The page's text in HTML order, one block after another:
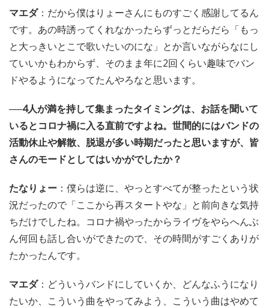
マエダ：だから僕はりょーさんにものすごく感謝してるん
です。あの時誘ってくれなかったらずっとだらだら「もっ
と大っきいとこで歌いたいのにな」とか言いながらなにし
ていいかもわからず、そのまま年に2回くらい趣味でバン
ドやるようになってたんやろなと思います。
──4人が満を持して集まったタイミングは、お話を聞いて
いるとコロナ禍に入る直前ですよね。世間的にはバンドの
活動休止や解散、脱退が多い時期だったと思いますが、皆
さんのモードとしてはいかがでしたか？
たなりょー ：僕らは逆に、やっとすべてが整ったという状
況だったので「ここから再スタートやな」と前向きな気持
ちだけでしたね。コロナ禍やったからライヴをやらへんぶ
ん何回も話し合いができたので、その時間がすごくありが
たかったんです。
マエダ：どういうバンドにしていくか、どんなふうになり
たいか、こういう曲をやってみよう、こういう曲はやめて